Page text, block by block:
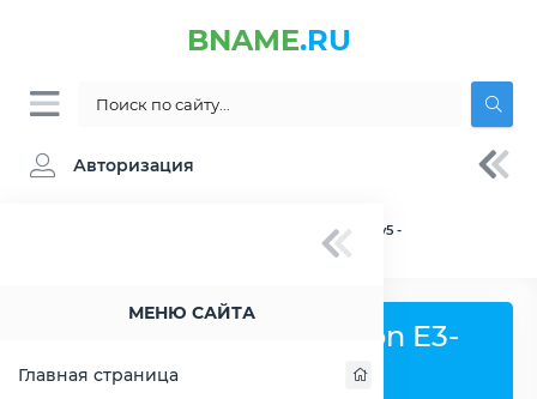
BNAME.RU
Авторизация
МЕНЮ САЙТА
Главная страница
» Процессор Intel Xeon E3-1270 v5 -
Процессор Intel Xeon E3-